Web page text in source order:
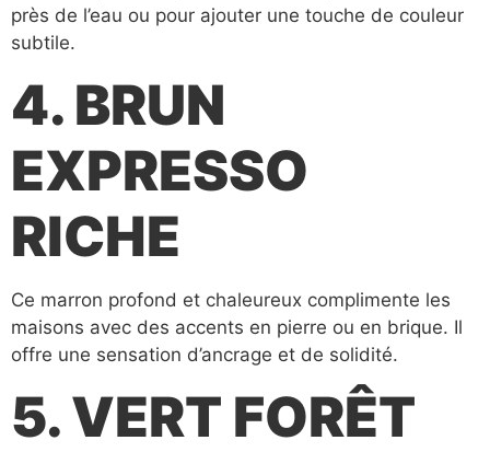
près de l’eau ou pour ajouter une touche de couleur
subtile.
4. BRUN
EXPRESSO
RICHE
Ce marron profond et chaleureux complimente les
maisons avec des accents en pierre ou en brique. Il
offre une sensation d’ancrage et de solidité.
5. VERT FORÊT